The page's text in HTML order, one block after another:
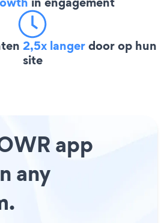
2,5x langerdoor op hun
site
app
any